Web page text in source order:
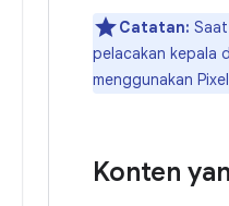
Catatan:
pelacakan kepala
menggunakan
Konten